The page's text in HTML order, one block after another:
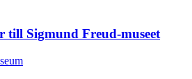
till Sigmund Freud-museet